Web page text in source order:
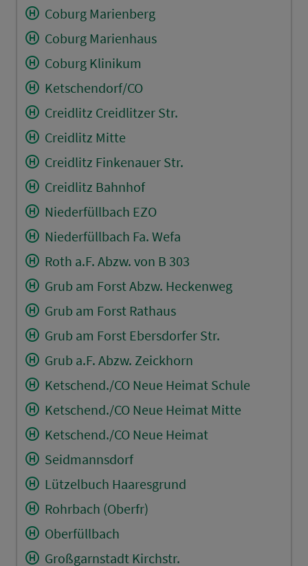
Coburg Marienberg
Coburg Marienhaus
Coburg Klinikum
Ketschendorf/CO
Creidlitz Creidlitzer Str.
Creidlitz Mitte
Creidlitz Finkenauer Str.
Creidlitz Bahnhof
Niederfüllbach EZO
Niederfüllbach Fa. Wefa
Roth a.F. Abzw. von B 303
Grub am Forst Abzw. Heckenweg
Grub am Forst Rathaus
Grub am Forst Ebersdorfer Str.
Grub a.F. Abzw. Zeickhorn
Ketschend./CO Neue Heimat Schule
Ketschend./CO Neue Heimat Mitte
Ketschend./CO Neue Heimat
Seidmannsdorf
Lützelbuch Haaresgrund
Rohrbach (Oberfr)
Oberfüllbach
Großgarnstadt Kirchstr.